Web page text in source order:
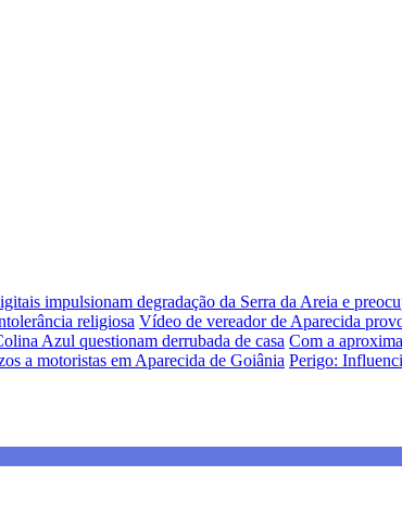
impulsionam degradação da Serra da Areia e
religiosa Vídeo de vereador de Aparecida
Azul questionam derrubada de casa Com a
a motoristas em Aparecida de Goiânia Perigo: